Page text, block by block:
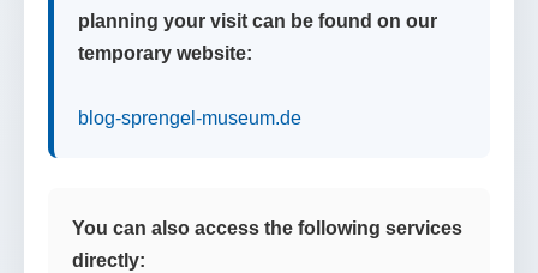
planning your visit can be found on our
temporary website:
blog-sprengel-museum.de
You can also access the following services
directly: